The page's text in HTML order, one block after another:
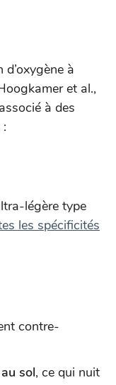
à
et al.,
à des
légère type
les spécificités
contre-
sol, ce qui nuit